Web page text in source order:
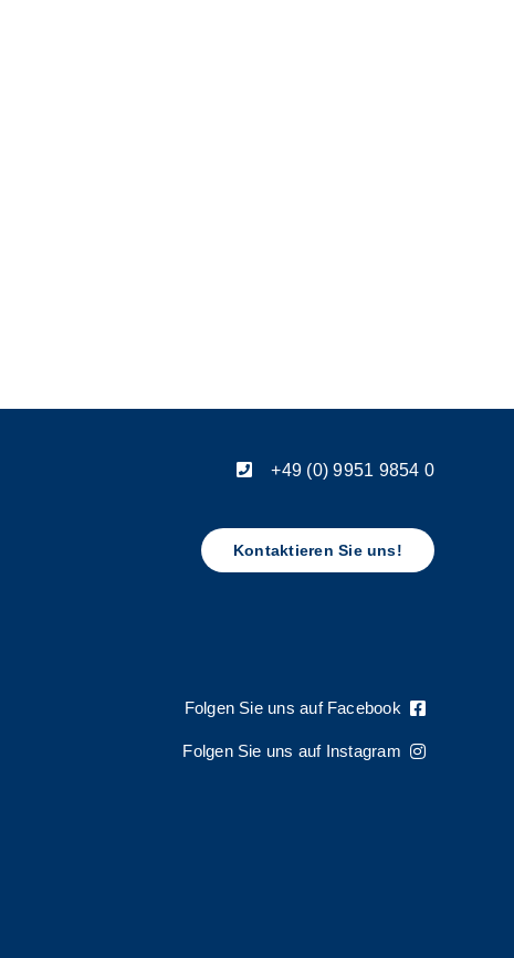
+49 (0) 9951 9854 0
Kontaktieren Sie uns!
Folgen Sie uns auf Facebook
Folgen Sie uns auf Instagram